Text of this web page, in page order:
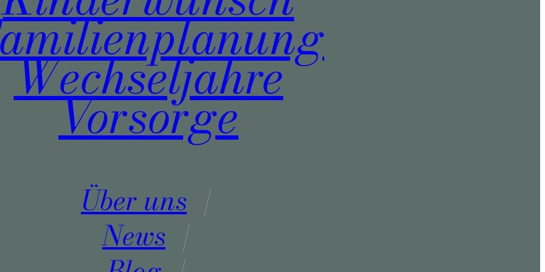
Wechseljahre
Vorsorge
Über uns
News